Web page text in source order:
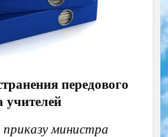
передового
учителей
министра